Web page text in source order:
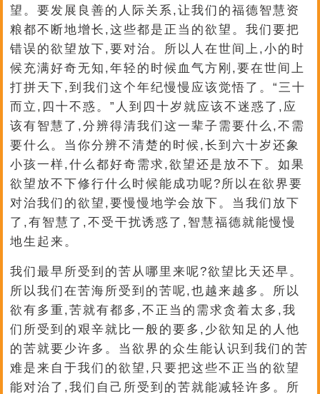
望。要发展良善的人际关系,让我们的福德智慧资
粮都不断地增长,这些都是正当的欲望。我们要把
错误的欲望放下,要对治。所以人在世间上,小的时
候充满好奇无知,年轻的时候血气方刚,要在世间上
打拼天下,到我们这个年纪慢慢应该觉悟了。“三十
而立,四十不惑。”人到四十岁就应该不迷惑了,应
该有智慧了,分辨得清我们这一辈子需要什么,不需
要什么。当你分辨不清楚的时候,长到六十岁还象
小孩一样,什么都好奇需求,欲望还是放不下。如果
欲望放不下修行什么时候能成功呢?所以在欲界要
对治我们的欲望,要慢慢地学会放下。当我们放下
了,有智慧了,不受干扰诱惑了,智慧福德就能慢慢
地生起来。
我们最早所受到的苦从哪里来呢?欲望比天还早。
所以我们在苦海所受到的苦呢,也越来越多。所以
欲有多重,苦就有都多,不正当的需求贪着太多,我
们所受到的艰辛就比一般的要多,少欲知足的人他
的苦就要少许多。当欲界的众生能认识到我们的苦
难是来自于我们的欲望,只要把这些不正当的欲望
能对治了,我们自己所受到的苦就能减轻许多。所